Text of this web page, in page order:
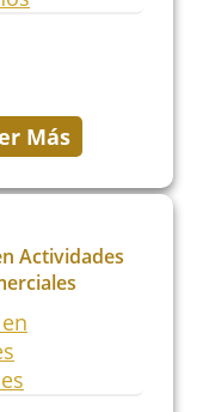
Más
Actividades